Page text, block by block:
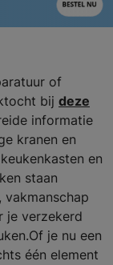
of
bij deze
informatie
kranen en
en
staan
je verzekerd
je nu een
één element